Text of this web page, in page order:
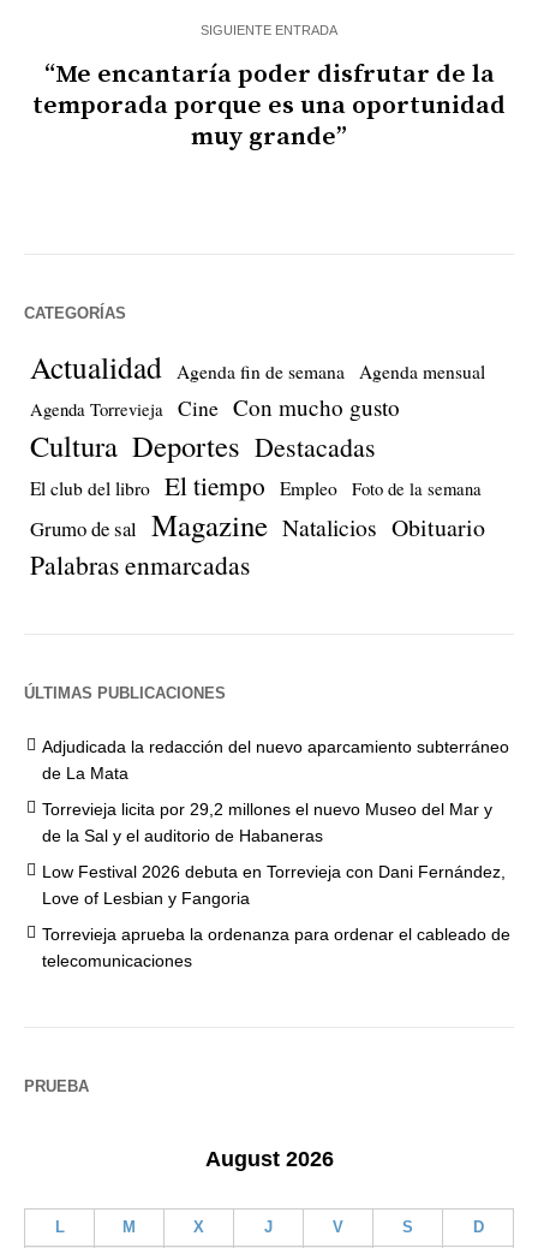
SIGUIENTE ENTRADA
“Me encantaría poder disfrutar de la
temporada porque es una oportunidad
muy grande”
CATEGORÍAS
Actualidad Agenda fin de semana Agenda mensual
Agenda Torrevieja Cine Con mucho gusto
Cultura Deportes Destacadas
El club del libro El tiempo Empleo Foto de la semana
Grumo de sal Magazine Natalicios Obituario
Palabras enmarcadas
ÚLTIMAS PUBLICACIONES
Adjudicada la redacción del nuevo aparcamiento subterráneo
de La Mata
Torrevieja licita por 29,2 millones el nuevo Museo del Mar y
de la Sal y el auditorio de Habaneras
Low Festival 2026 debuta en Torrevieja con Dani Fernández,
Love of Lesbian y Fangoria
Torrevieja aprueba la ordenanza para ordenar el cableado de
telecomunicaciones
PRUEBA
August 2026
L M X J V S D